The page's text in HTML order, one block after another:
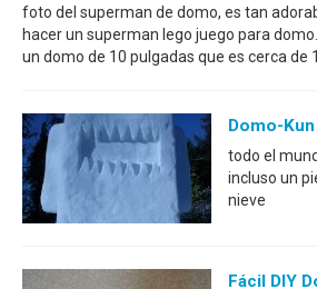
foto del superman de domo, es tan
hacer un superman lego juego para
un domo de 10 pulgadas que es cerca de
Domo-
todo el
incluso un
nieve
Fácil DIY